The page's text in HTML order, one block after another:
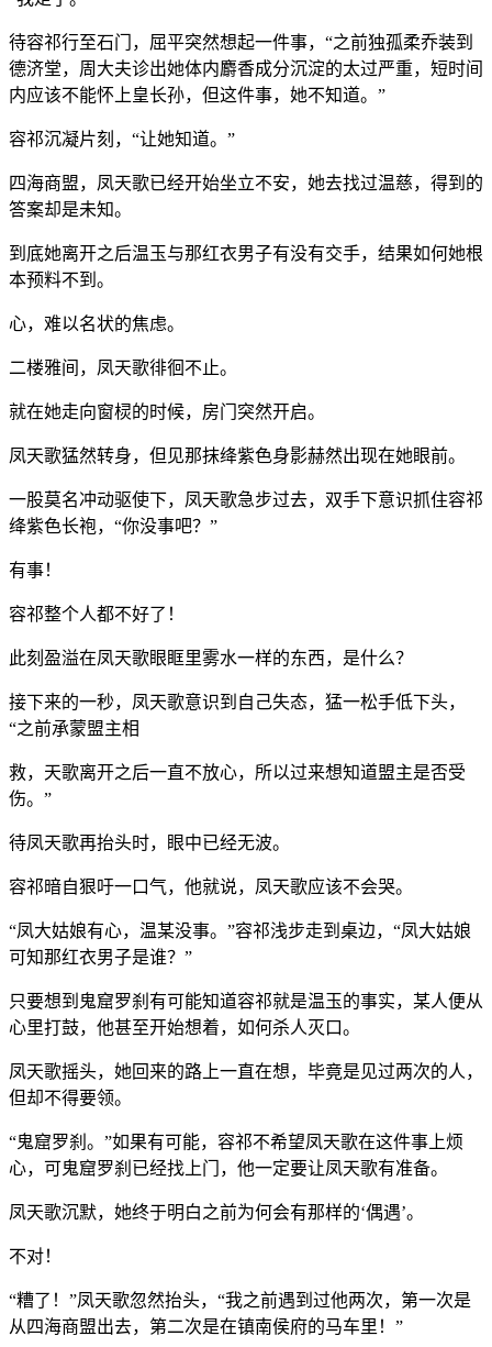
待容祁行至石门，屈平突然想起一件事，“之前独孤柔乔装到
德济堂，周大夫诊出她体内麝香成分沉淀的太过严重，短时间
内应该不能怀上皇长孙，但这件事，她不知道。”
容祁沉凝片刻，“让她知道。”
四海商盟，凤天歌已经开始坐立不安，她去找过温慈，得到的
答案却是未知。
到底她离开之后温玉与那红衣男子有没有交手，结果如何她根
本预料不到。
心，难以名状的焦虑。
二楼雅间，凤天歌徘徊不止。
就在她走向窗棂的时候，房门突然开启。
凤天歌猛然转身，但见那抹绛紫色身影赫然出现在她眼前。
一股莫名冲动驱使下，凤天歌急步过去，双手下意识抓住容祁
绛紫色长袍，“你没事吧？”
有事！
容祁整个人都不好了！
此刻盈溢在凤天歌眼眶里雾水一样的东西，是什么？
接下来的一秒，凤天歌意识到自己失态，猛一松手低下头，
“之前承蒙盟主相
救，天歌离开之后一直不放心，所以过来想知道盟主是否受
伤。”
待凤天歌再抬头时，眼中已经无波。
容祁暗自狠吁一口气，他就说，凤天歌应该不会哭。
“凤大姑娘有心，温某没事。”容祁浅步走到桌边，“凤大姑娘
可知那红衣男子是谁？”
只要想到鬼窟罗刹有可能知道容祁就是温玉的事实，某人便从
心里打鼓，他甚至开始想着，如何杀人灭口。
凤天歌摇头，她回来的路上一直在想，毕竟是见过两次的人，
但却不得要领。
“鬼窟罗刹。”如果有可能，容祁不希望凤天歌在这件事上烦
心，可鬼窟罗刹已经找上门，他一定要让凤天歌有准备。
凤天歌沉默，她终于明白之前为何会有那样的‘偶遇’。
不对！
“糟了！”凤天歌忽然抬头，“我之前遇到过他两次，第一次是
从四海商盟出去，第二次是在镇南侯府的马车里！”